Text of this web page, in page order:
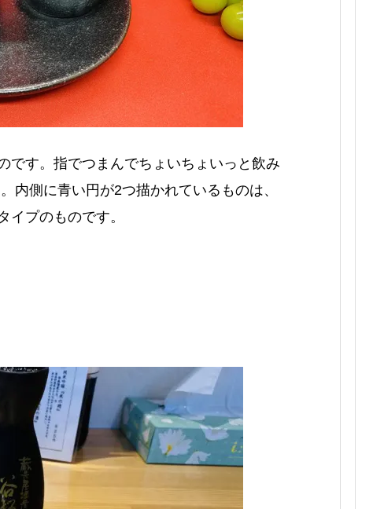
です。指でつまんでちょいちょいっと飲み
内側に青い円が2つ描かれているものは、
イプのものです。